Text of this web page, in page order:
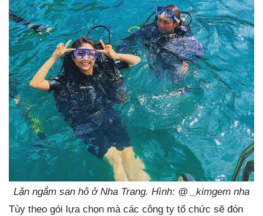
Lặn ngắm san hô ở Nha Trang. Hình: @ _kimgem nha
Tùy theo gói lựa chọn mà các công ty tổ chức sẽ đón